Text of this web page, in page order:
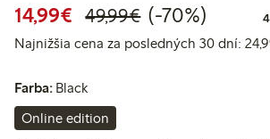
14,99€ Zvýhodnená cena:
49,99€Bežná cena:
70% zľava
(-70%)
Najnižšia cena za posledných 30 dní:
Farba: Black
Online edition